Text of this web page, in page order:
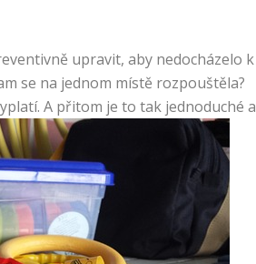
upravit, aby nedocházelo k
se na jednom místě rozpouštěla?
A přitom je to tak jednoduché a